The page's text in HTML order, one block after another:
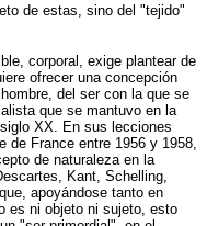
de estas, sino del "tejido"
corporal, exige plantear de
ofrecer una concepción
del ser con la que se
que se mantuvo en la
XX. En sus lecciones
de France entre 1956 y 1958,
de naturaleza en la
Kant, Schelling,
apoyándose tanto en
es ni objeto ni sujeto, esto